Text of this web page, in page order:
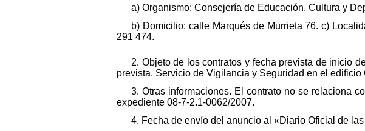
a) Organismo: Consejería de Educación, Cultura y
b) Domicilio: calle Marqués de Murrieta 76. c)
291 474.
2. Objeto de los contratos y fecha prevista de inicio
prevista. Servicio de Vigilancia y Seguridad en el
3. Otras informaciones. El contrato no se relaciona
expediente 08-7-2.1-0062/2007.
4. Fecha de envío del anuncio al «Diario Oficial de